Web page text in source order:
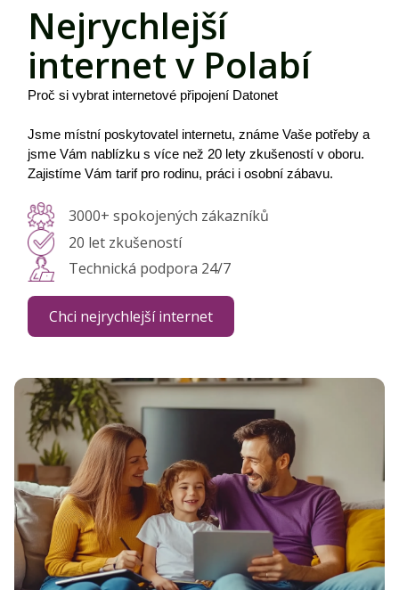
Nejrychlejší
internet v Polabí
Proč si vybrat internetové připojení Datonet
Jsme místní poskytovatel internetu, známe Vaše potřeby a
jsme Vám nablízku s více než 20 lety zkušeností v oboru.
Zajistíme Vám tarif pro rodinu, práci i osobní zábavu.
3000+ spokojených zákazníků
20 let zkušeností
Technická podpora 24/7
Chci nejrychlejší internet